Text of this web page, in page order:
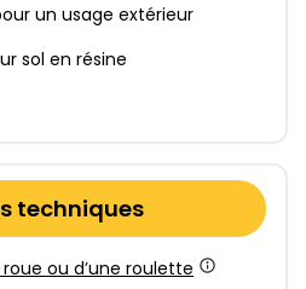
un usage extérieur
sol en résine
techniques
ou d’une roulette